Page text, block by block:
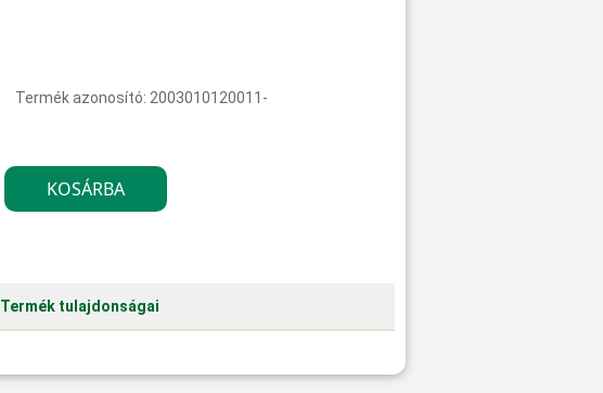
Termék azonosító: 2003010120011-
Termék tulajdonságai